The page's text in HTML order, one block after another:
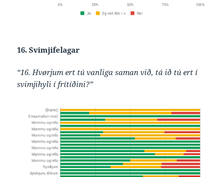
16. Svimjifelagar
“16. Hvørjum ert tú vanliga saman við, tá ið tú ert í
svimjihyli í frítíðini?”